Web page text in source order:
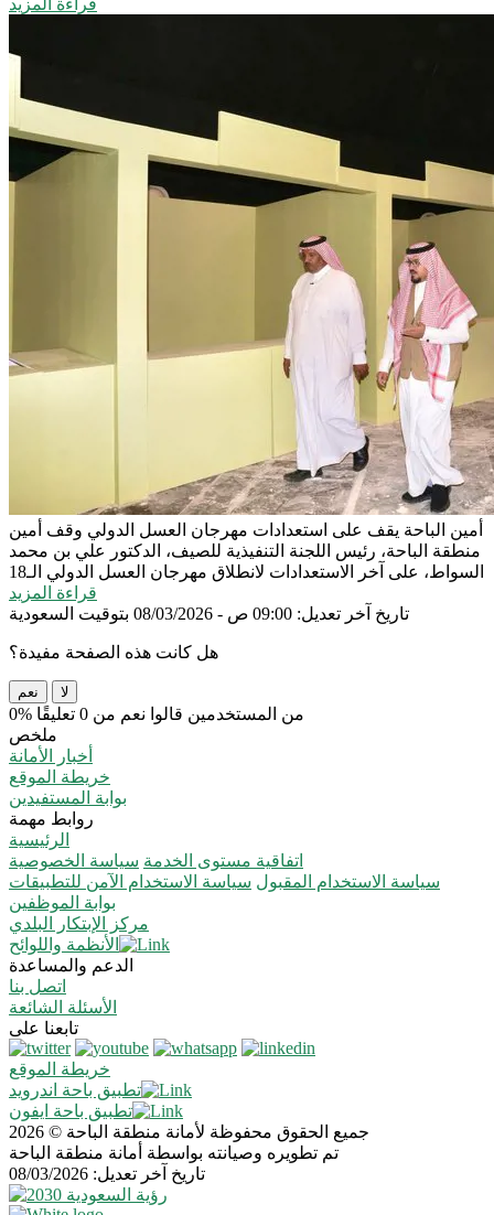
قراءة المزيد
أمين الباحة يقف على استعدادات مهرجان العسل الدولي وقف أمين
منطقة الباحة، رئيس اللجنة التنفيذية للصيف، الدكتور علي بن محمد
السواط، على آخر الاستعدادات لانطلاق مهرجان العسل الدولي الـ18
قراءة المزيد
تاريخ آخر تعديل: 09:00 ص - 08/03/2026 بتوقيت السعودية
هل كانت هذه الصفحة مفيدة؟
نعم لا
0% من المستخدمين قالوا نعم من 0 تعليقًا
ملخص
أخبار الأمانة
خريطة الموقع
بوابة المستفيدين
روابط مهمة
الرئيسية
سياسة الخصوصية اتفاقية مستوى الخدمة
سياسة الاستخدام الآمن للتطبيقات سياسة الاستخدام المقبول
بوابة الموظفين
مركز الإبتكار البلدي
الأنظمة واللوائح
الدعم والمساعدة
اتصل بنا
الأسئلة الشائعة
تابعنا على
خريطة الموقع
تطبيق باحة اندرويد
تطبيق باحة ايفون
جميع الحقوق محفوظة لأمانة منطقة الباحة © 2026
تم تطويره وصيانته بواسطة أمانة منطقة الباحة
تاريخ آخر تعديل: 08/03/2026